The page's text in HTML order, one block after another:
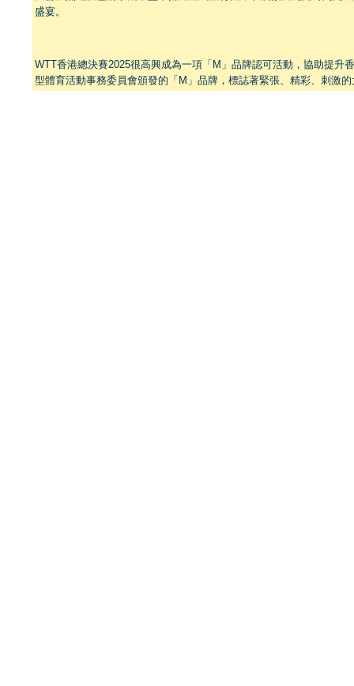
盛宴。
WTT香港總決賽2025很高興成為一項「M」品牌認可活動，協助提升
型體育活動事務委員會頒發的「M」品牌，標誌著緊張、精彩、刺激